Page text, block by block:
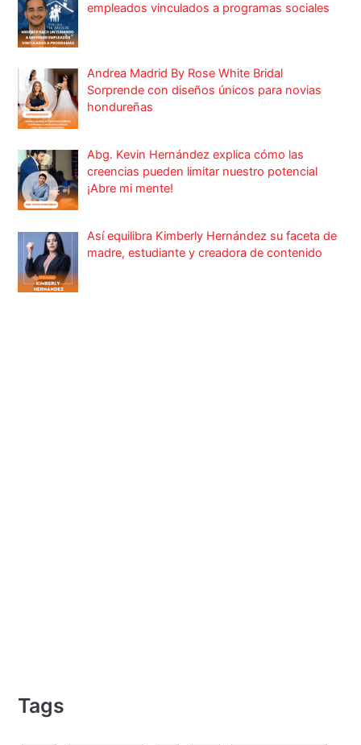
empleados vinculados a programas sociales
Andrea Madrid By Rose White Bridal
Sorprende con diseños únicos para novias
hondureñas
Abg. Kevin Hernández explica cómo las
creencias pueden limitar nuestro potencial
¡Abre mi mente!
Así equilibra Kimberly Hernández su faceta de
madre, estudiante y creadora de contenido
Tags